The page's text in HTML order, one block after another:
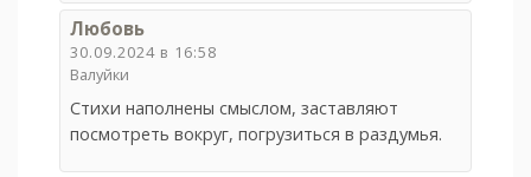
Любовь
30.09.2024 в 16:58
Валуйки
Стихи наполнены смыслом, заставляют
посмотреть вокруг, погрузиться в раздумья.